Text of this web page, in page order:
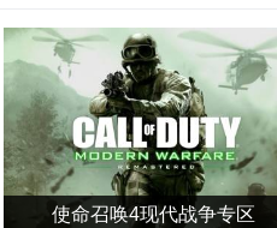
使命召唤4现代战争专区